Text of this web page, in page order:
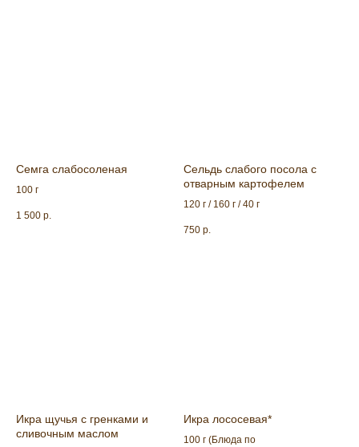
Семга слабосоленая
100 г
1 500 р.
Сельдь слабого посола с
отварным картофелем
120 г / 160 г / 40 г
750 р.
Икра щучья с гренками и
сливочным маслом
Икра лососевая*
100 г (Блюда по